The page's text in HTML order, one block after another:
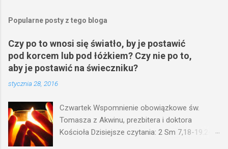
Popularne posty z tego bloga
Czy po to wnosi się światło, by je postawić
pod korcem lub pod łóżkiem? Czy nie po to,
aby je postawić na świeczniku?
stycznia 28, 2016
Czwartek Wspomnienie obowiązkowe św.
Tomasza z Akwinu, prezbitera i doktora
Kościoła Dzisiejsze czytania: 2 Sm 7,18-19.24-